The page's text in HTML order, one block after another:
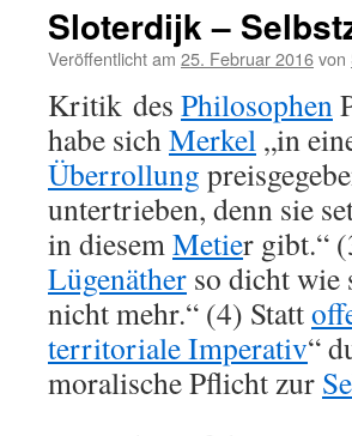
Sloterdijk –
Veröffentlicht am 25. Februar 2016von
Kritik des Philosophen
habe sichMerkel „in
Überrollung
untertrieben, denn sie
in diesemMetier gibt.“
Lügenäther so dicht wie
nicht mehr.“ (4) Statt
territoriale Imperativ“
moralische Pflicht zur